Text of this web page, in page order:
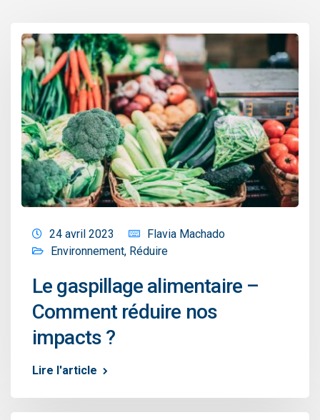
24 avril 2023
Flavia Machado
Environnement, Réduire
Le gaspillage alimentaire –
Comment réduire nos
impacts ?
Lire l'article